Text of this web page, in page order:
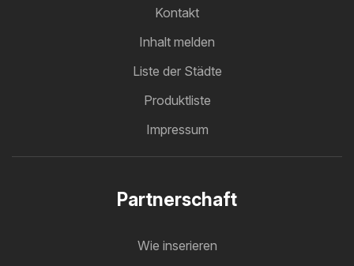
Kontakt
Inhalt melden
Liste der Städte
Produktliste
Impressum
Partnerschaft
Wie inserieren